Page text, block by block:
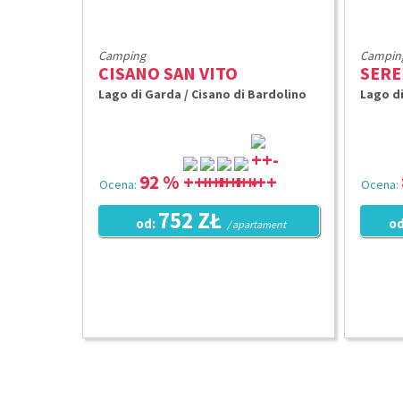
Camping
CISANO SAN VITO
Lago di Garda / Cisano di Bardolino
Ocena: 92 %
od: 752 ZŁ / apartament
Lago
Ocena: